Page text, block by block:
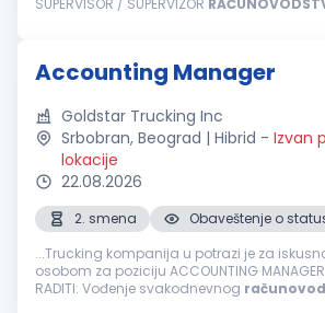
SUPERVISOR / SUPERVIZOR
Accounting Manager
Goldstar Trucking Inc
Srbobran, Beograd | Hibrid - Izvan
lokacije
22.08.2026
2. smena
Obaveštenje o
...Trucking kompanija u potrazi je za
osobom za poziciju ACCOUNTING
RADITI: Vođenje svakodnevnog